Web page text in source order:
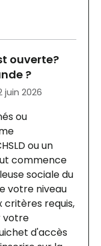
ouverte?
?
2026
ou
ou un
commence
sociale du
votre niveau
critères requis,
votre
d'accès